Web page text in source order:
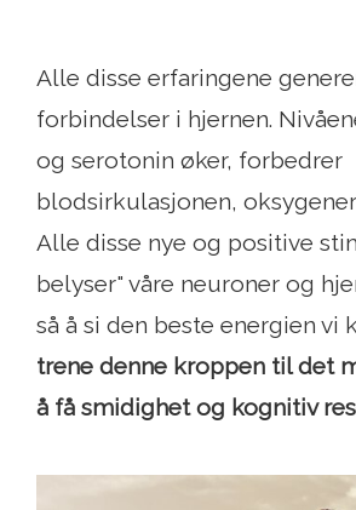
Alle disse erfaringene
forbindelser i hjernen.
og serotonin øker, forbedrer
blodsirkulasjonen,
Alle disse nye og positive
belyser" våre neuroner og
så å si den beste energien vi
trene denne kroppen til det
å få smidighet og kognitiv